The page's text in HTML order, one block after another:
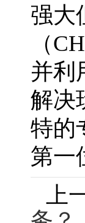
强大
（
并利
解决
特的
第一
上